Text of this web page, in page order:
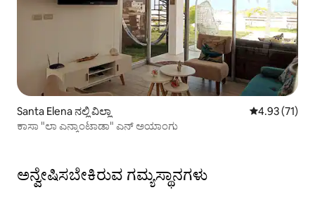
Santa Elena ನಲ್ಲಿ ವಿಲ್ಲಾ 5 ರಲ್ಲಿ 4.93
4.93 (71)
ಕಾಸಾ "ಲಾ ಎನ್ಕಾಂಟಾಡಾ" ಎನ್ ಅಯಾಂಗು
ಅನ್ವೇಷಿಸಬೇಕಿರುವ ಗಮ್ಯಸ್ಥಾನಗಳು